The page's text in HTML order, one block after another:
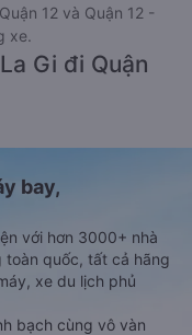
12 và Quận 12 -
xe.
Gi đi Quận
bay,
với hơn 3000+ nhà
quốc, tất cả hãng
xe du lịch phủ
bạch cùng vô vàn